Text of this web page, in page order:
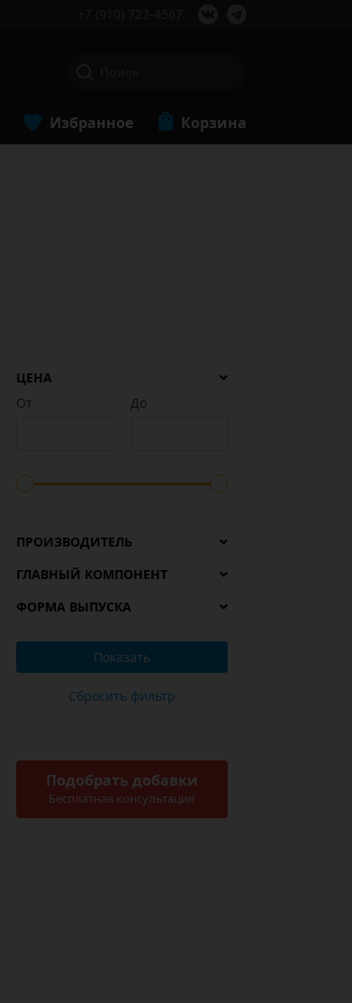
Избранное Корзина
ЦЕНА
От
До
ПРОИЗВОДИТЕЛЬ
ГЛАВНЫЙ КОМПОНЕНТ
ФОРМА ВЫПУСКА
Подобрать добавки
Бесплатная консультация